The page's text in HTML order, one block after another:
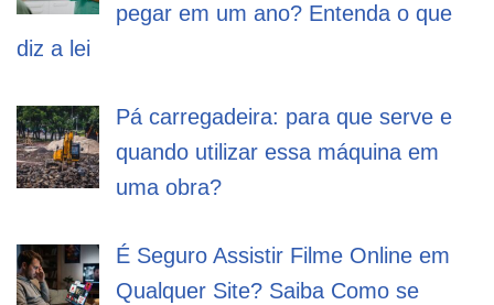
pegar em um ano? Entenda o que
diz a lei
Pá carregadeira: para que serve e
quando utilizar essa máquina em
uma obra?
É Seguro Assistir Filme Online em
Qualquer Site? Saiba Como se